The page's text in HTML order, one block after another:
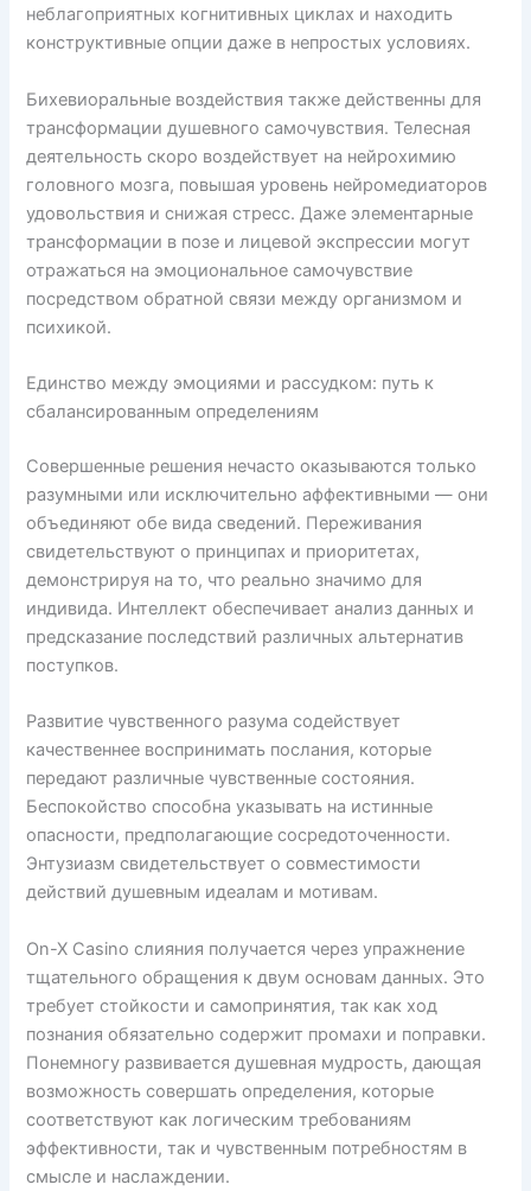
неблагоприятных когнитивных циклах и находить
конструктивные опции даже в непростых условиях.
Бихевиоральные воздействия также действенны для
трансформации душевного самочувствия. Телесная
деятельность скоро воздействует на нейрохимию
головного мозга, повышая уровень нейромедиаторов
удовольствия и снижая стресс. Даже элементарные
трансформации в позе и лицевой экспрессии могут
отражаться на эмоциональное самочувствие
посредством обратной связи между организмом и
психикой.
Единство между эмоциями и рассудком: путь к
сбалансированным определениям
Совершенные решения нечасто оказываются только
разумными или исключительно аффективными — они
объединяют обе вида сведений. Переживания
свидетельствуют о принципах и приоритетах,
демонстрируя на то, что реально значимо для
индивида. Интеллект обеспечивает анализ данных и
предсказание последствий различных альтернатив
поступков.
Развитие чувственного разума содействует
качественнее воспринимать послания, которые
передают различные чувственные состояния.
Беспокойство способна указывать на истинные
опасности, предполагающие сосредоточенности.
Энтузиазм свидетельствует о совместимости
действий душевным идеалам и мотивам.
On-X Casino слияния получается через упражнение
тщательного обращения к двум основам данных. Это
требует стойкости и самопринятия, так как ход
познания обязательно содержит промахи и поправки.
Понемногу развивается душевная мудрость, дающая
возможность совершать определения, которые
соответствуют как логическим требованиям
эффективности, так и чувственным потребностям в
смысле и наслаждении.